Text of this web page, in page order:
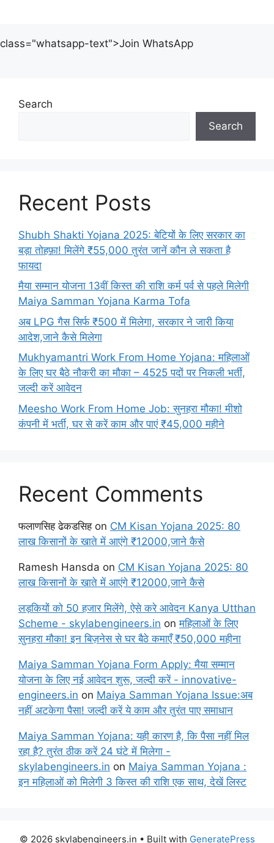
class="whatsapp-text">Join WhatsApp
Search
Search
Recent Posts
Shubh Shakti Yojana 2025: बेटियों के लिए सरकार का
बड़ा तोहफ़ा! मिलेंगे ₹55,000 तुरंत जानें कौन ले सकता है
फायदा
मैया सम्मान योजना 13वीं किस्त की राशि कर्म पर्व से पहले मिलेगी
Maiya Samman Yojana Karma Tofa
अब LPG गैस सिर्फ ₹500 में मिलेगा, सरकार ने जारी किया
आदेश,जाने कैसे मिलेगा
Mukhyamantri Work From Home Yojana: महिलाओं
के लिए घर बैठे नौकरी का मौका – 4525 पदों पर निकली भर्ती,
जल्दी करें आवेदन
Meesho Work From Home Job: सुनहरा मौका! मीशो
कंपनी में भर्ती, घर से करें काम और पाएं ₹45,000 महीने
Recent Comments
फलाणसिह ढेकडसिहon CM Kisan Yojana 2025: 80
लाख किसानों के खाते में आएंगे ₹12000,जाने कैसे
Ramesh Hansda on CM Kisan Yojana 2025: 80
लाख किसानों के खाते में आएंगे ₹12000,जाने कैसे
लड़कियों को 50 हजार मिलेंगे, ऐसे करे आवेदन Kanya Utthan
Scheme - skylabengineers.in onमहिलाओं के लिए
सुनहरा मौका! इन बिज़नेस से घर बैठे कमाएँ ₹50,000 महीना
Maiya Samman Yojana Form Apply: मैया सम्मान
योजना के लिए नई आवेदन शुरू, जल्दी करें - innovative-
engineers.in on Maiya Samman Yojana Issue:अब
नहीं अटकेगा पैसा! जल्दी करें ये काम और तुरंत पाए समाधान
Maiya Samman Yojana: यही कारण है, कि पैसा नहीं मिल
रहा है? तुरंत ठीक करें 24 घंटे में मिलेगा -
skylabengineers.in on Maiya Samman Yojana :
इन महिलाओं को मिलेगी 3 किस्त की राशि एक साथ, देखें लिस्ट
© 2026 skylabengineers.in • Built with GeneratePress